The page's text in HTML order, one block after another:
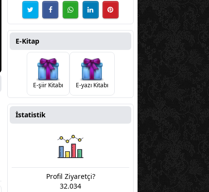
E-Kitap
E-şiir Kitabı E-yazı Kitabı
İstatistik
Profil Ziyaretçi?
32.034